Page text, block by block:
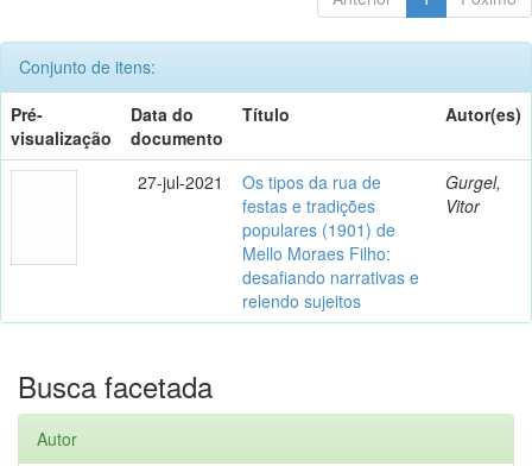
Conjunto de itens:
Pré-
visualização
Data do
documento
Título Autor(es)
27-jul-2021
Os tipos da rua de
festas e tradições
populares (1901) de
Mello Moraes Filho:
desafiando narrativas e
relendo sujeitos
Gurgel,
Vitor
Busca facetada
Autor